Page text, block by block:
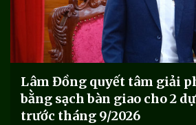
Lâm Đồng quyết tâm giải
bằng sạch bàn giao cho 2
trước tháng 9/2026